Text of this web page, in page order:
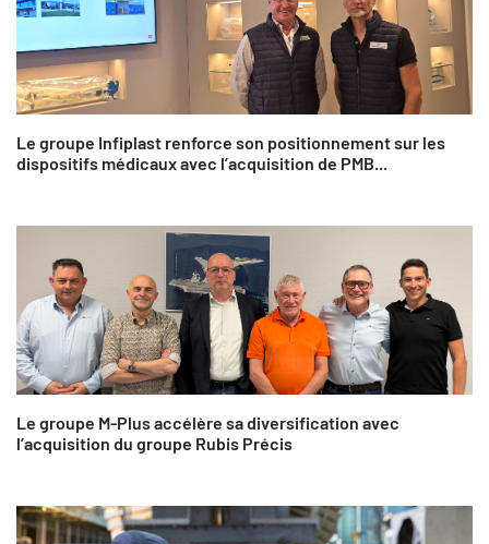
Le groupe Infiplast renforce son positionnement sur les
dispositifs médicaux avec l’acquisition de PMB...
Le groupe M-Plus accélère sa diversification avec
l’acquisition du groupe Rubis Précis